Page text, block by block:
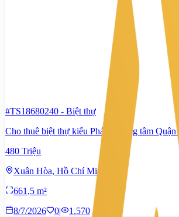
#TS18680240 - Biệt thự
Cho thuê biệt thự kiểu Pháp ở trung tâm Quận 3
480 Triệu
Xuân Hòa, Hồ Chí Minh
661,5 m²
8/7/2026
0| 1.570